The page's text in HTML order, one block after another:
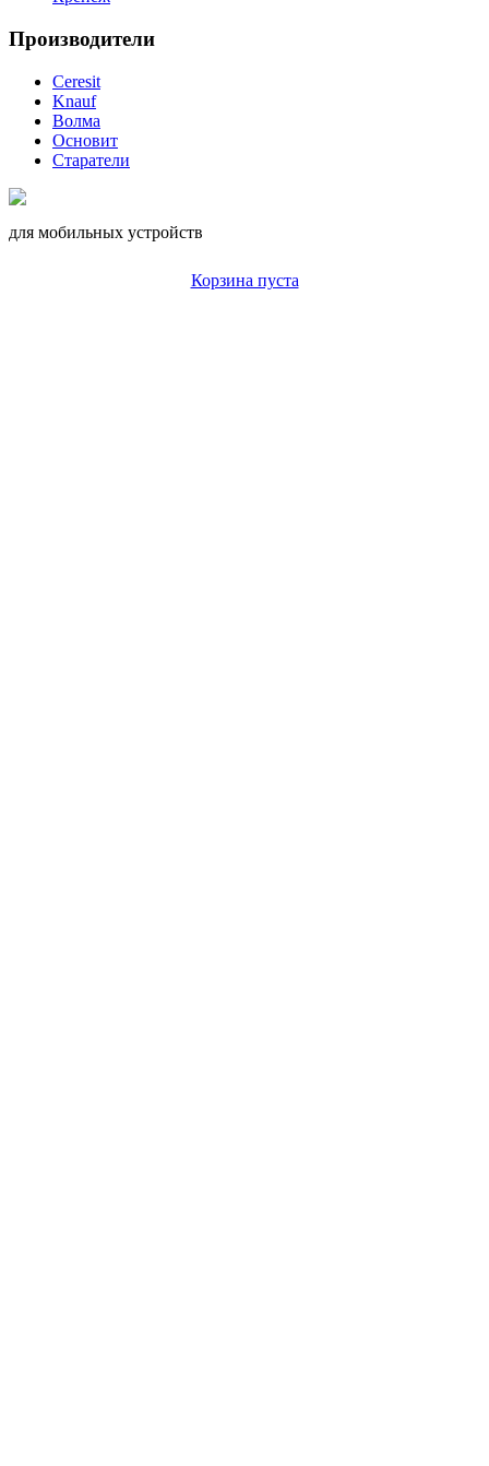
Производители
Ceresit
Knauf
Волма
Основит
Старатели
для мобильных устройств
Корзина пуста